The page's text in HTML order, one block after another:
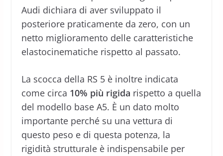
Audi dichiara di aver sviluppato il
posteriore praticamente da zero, con un
netto miglioramento delle caratteristiche
elastocinematiche rispetto al passato.
La scocca della RS 5 è inoltre indicata
come circa 10% più rigida rispetto a quella
del modello base A5. È un dato molto
importante perché su una vettura di
questo peso e di questa potenza, la
rigidità strutturale è indispensabile per